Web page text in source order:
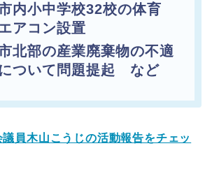
内小中学校32校の体育
アコン設置
北部の産業廃棄物の不適
ついて問題提起 など
員木山こうじの活動報告をチェッ